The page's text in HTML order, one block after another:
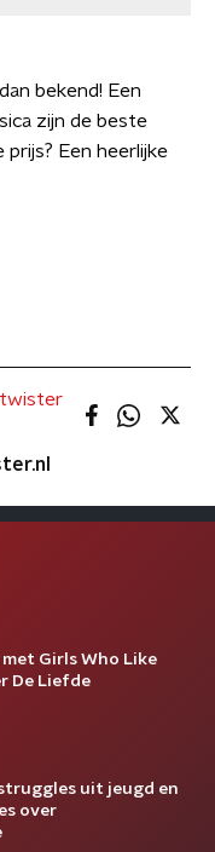
bekend! Een
zijn de beste
Een heerlijke
Girls Who Like
De Liefde
uit jeugd en
over